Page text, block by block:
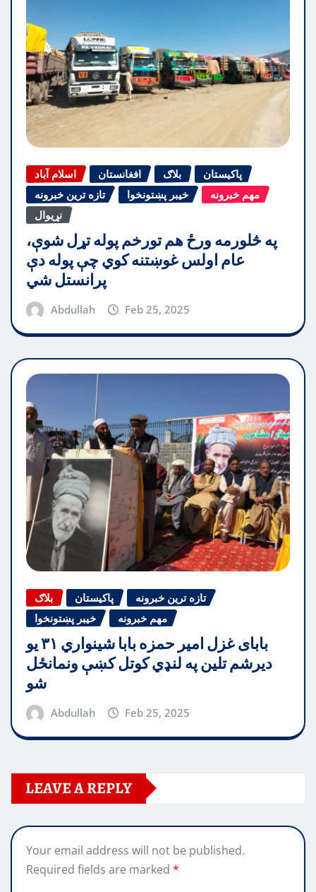
اسلام آباد افغانستان بلاګ
پاکیستان
تازه ترین خبرونه
خیبر پښتونخوا
مهم خبرونه
نړیوال
په څلورمه ورځ هم تورخم پوله تړل شوې،
عام اولس غوښتنه کوي چې پوله دې
پرانستل شي
Abdullah Feb 25, 2025
بلاګ پاکیستان
تازه ترین خبرونه
خیبر پښتونخوا
مهم خبرونه
بابای غزل امیر حمزه بابا شینواري ۳۱ یو
دیرشم تلین په لنډي کوتل کښې ونمانځل
شو
Abdullah Feb 25, 2025
LEAVE A REPLY
Your email address will not be published.
Required fields are marked *